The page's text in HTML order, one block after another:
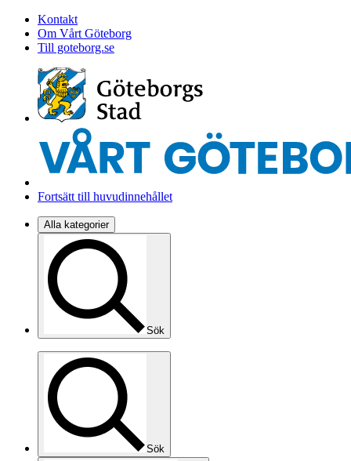
Kontakt
Om Vårt Göteborg
Till goteborg.se
Fortsätt till huvudinnehållet
Alla kategorier
Sök
Sök